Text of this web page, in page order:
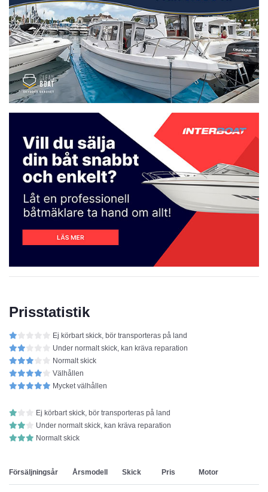
Prisstatistik
Ej körbart skick, bör transporteras på land
Under normalt skick, kan kräva reparation
Normalt skick
Välhållen
Mycket välhållen
Ej körbart skick, bör transporteras på land
Under normalt skick, kan kräva reparation
Normalt skick
Försäljningsår Årsmodell Skick Pris Motor